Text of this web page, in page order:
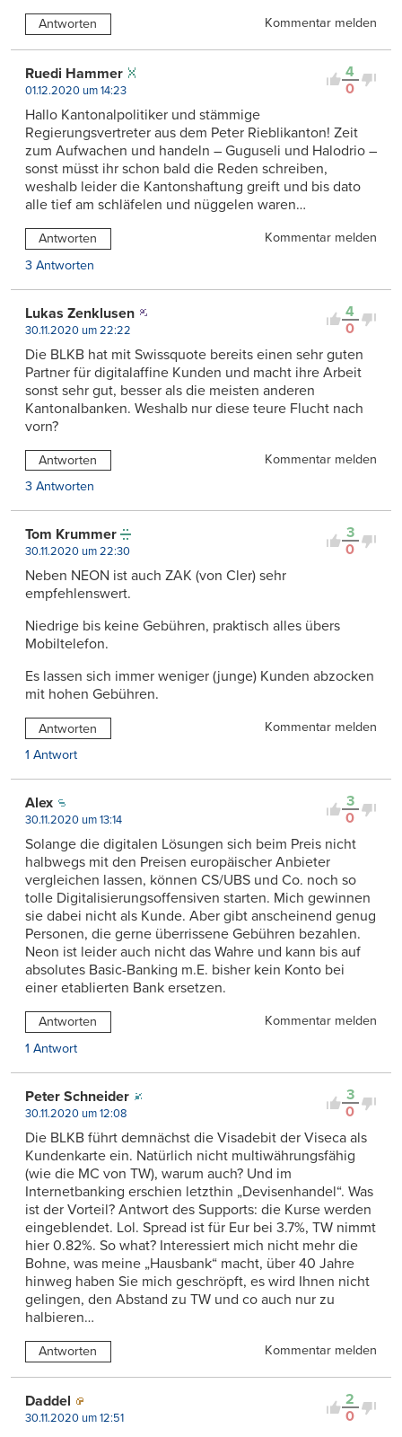
Antworten Kommentar melden
4
0
Ruedi Hammer
01.12.2020 um 14:23
Hallo Kantonalpolitiker und stämmige
Regierungsvertreter aus dem Peter Rieblikanton! Zeit
zum Aufwachen und handeln – Guguseli und Halodrio –
sonst müsst ihr schon bald die Reden schreiben,
weshalb leider die Kantonshaftung greift und bis dato
alle tief am schläfelen und nüggelen waren…
Antworten
Kommentar melden
3 Antworten
4
0
Lukas Zenklusen
30.11.2020 um 22:22
Die BLKB hat mit Swissquote bereits einen sehr guten
Partner für digitalaffine Kunden und macht ihre Arbeit
sonst sehr gut, besser als die meisten anderen
Kantonalbanken. Weshalb nur diese teure Flucht nach
vorn?
Antworten
Kommentar melden
3 Antworten
3
0
Tom Krummer
30.11.2020 um 22:30
Neben NEON ist auch ZAK (von Cler) sehr
empfehlenswert.
Niedrige bis keine Gebühren, praktisch alles übers
Mobiltelefon.
Es lassen sich immer weniger (junge) Kunden abzocken
mit hohen Gebühren.
Antworten
Kommentar melden
1 Antwort
3
0
Alex
30.11.2020 um 13:14
Solange die digitalen Lösungen sich beim Preis nicht
halbwegs mit den Preisen europäischer Anbieter
vergleichen lassen, können CS/UBS und Co. noch so
tolle Digitalisierungsoffensiven starten. Mich gewinnen
sie dabei nicht als Kunde. Aber gibt anscheinend genug
Personen, die gerne überrissene Gebühren bezahlen.
Neon ist leider auch nicht das Wahre und kann bis auf
absolutes Basic-Banking m.E. bisher kein Konto bei
einer etablierten Bank ersetzen.
Antworten
Kommentar melden
1 Antwort
3
0
Peter Schneider
30.11.2020 um 12:08
Die BLKB führt demnächst die Visadebit der Viseca als
Kundenkarte ein. Natürlich nicht multiwährungsfähig
(wie die MC von TW), warum auch? Und im
Internetbanking erschien letzthin „Devisenhandel“. Was
ist der Vorteil? Antwort des Supports: die Kurse werden
eingeblendet. Lol. Spread ist für Eur bei 3.7%, TW nimmt
hier 0.82%. So what? Interessiert mich nicht mehr die
Bohne, was meine „Hausbank“ macht, über 40 Jahre
hinweg haben Sie mich geschröpft, es wird Ihnen nicht
gelingen, den Abstand zu TW und co auch nur zu
halbieren…
Antworten Kommentar melden
2
0
Daddel
30.11.2020 um 12:51